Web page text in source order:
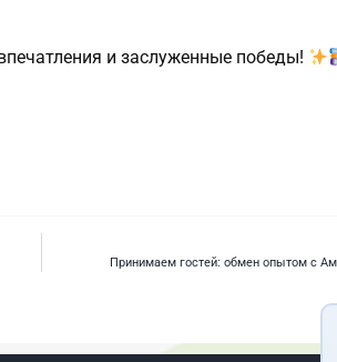
и заслуженные победы!
Принимаем гостей: обмен опытом с